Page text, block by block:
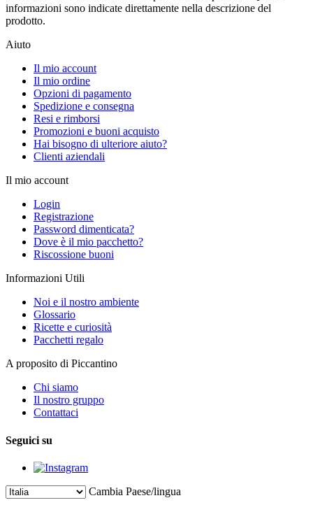
informazioni sono indicate direttamente nella descrizione del
prodotto.
Aiuto
Il mio account
Il mio ordine
Opzioni di pagamento
Spedizione e consegna
Resi e rimborsi
Promozioni e buoni acquisto
Hai bisogno di ulteriore aiuto?
Clienti aziendali
Il mio account
Login
Registrazione
Password dimenticata?
Dove è il mio pacchetto?
Riscossione buoni
Informazioni Utili
Noi e il nostro ambiente
Glossario
Ricette e curiosità
Pacchetti regalo
A proposito di Piccantino
Chi siamo
Il nostro gruppo
Contattaci
Seguici su
Cambia Paese/lingua